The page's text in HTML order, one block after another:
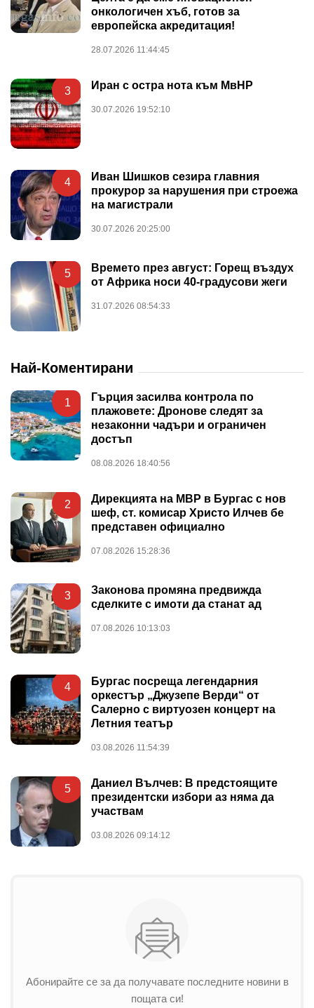
онкологичен хъб, готов за
европейска акредитация!
28.07.2026 11:44:45
3 Иран с остра нота към МвНР
30.07.2026 19:52:10
4
Иван Шишков сезира главния
прокурор за нарушения при строежа
на магистрали
30.07.2026 20:25:00
5
Времето през август: Горещ въздух
от Африка носи 40-градусови жеги
31.07.2026 08:54:33
Най-Коментирани
1
Гърция засилва контрола по
плажовете: Дронове следят за
незаконни чадъри и ограничен
достъп
08.08.2026 18:40:56
2
Дирекцията на МВР в Бургас с нов
шеф, ст. комисар Христо Илчев бе
представен официално
07.08.2026 15:28:36
3
Законова промяна предвижда
сделките с имоти да станат ад
07.08.2026 10:13:03
4
Бургас посреща легендарния
оркестър „Джузепе Верди“ от
Салерно с виртуозен концерт на
Летния театър
03.08.2026 11:54:39
5
Даниел Вълчев: В предстоящите
президентски избори аз няма да
участвам
03.08.2026 09:14:12
Абонирайте се за да получавате последните новини в
пощата си!